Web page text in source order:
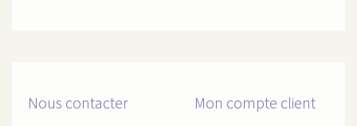
Nous contacter Mon compte client